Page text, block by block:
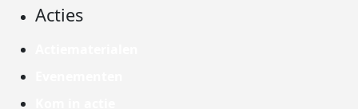
Acties